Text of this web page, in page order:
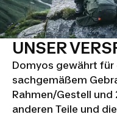
UNSER
Domyos gewährt für
sachgemäßem
Rahmen/Gestell und
anderen Teile und